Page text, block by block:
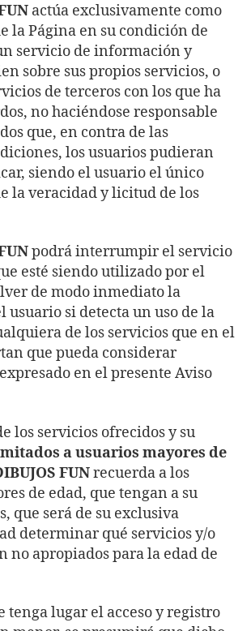
actúa exclusivamente como
la Página en su condición de
servicio de información y
sobre sus propios servicios, o
de terceros con los que ha
no haciéndose responsable
que, en contra de las
los usuarios pudieran
siendo el usuario el único
la veracidad y licitud de los
podrá interrumpir el servicio
esté siendo utilizado por el
de modo inmediato la
usuario si detecta un uso de la
de los servicios que en el
que pueda considerar
en el presente Aviso
los servicios ofrecidos y su
a usuarios mayores de
FUNrecuerda a los
de edad, que tengan a su
que será de su exclusiva
determinar qué servicios y/o
no apropiados para la edad de
tenga lugar el acceso y registro